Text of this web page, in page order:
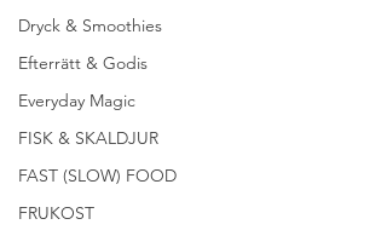
Dryck & Smoothies
Efterrätt & Godis
Everyday Magic
FISK & SKALDJUR
FAST (SLOW) FOOD
FRUKOST